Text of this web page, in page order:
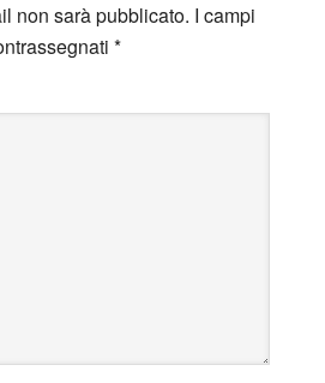
non sarà pubblicato. I campi
*